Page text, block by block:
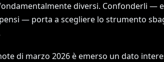
diversi. Confonderli —
— porta a scegliere lo strumento
di marzo 2026 è emerso un dato